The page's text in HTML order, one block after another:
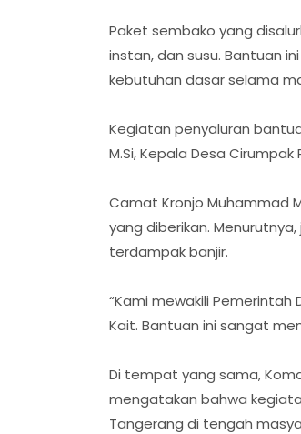
‎Paket sembako yang
instan, dan susu. Bantuan
kebutuhan dasar selama
‎Kegiatan penyaluran
M.Si, Kepala Desa
‎Camat Kronjo Muhammad
yang diberikan.
terdampak banjir.
‎“Kami mewakili
Kait. Bantuan ini sangat
‎Di tempat yang sama,
mengatakan bahwa
Tangerang di tengah